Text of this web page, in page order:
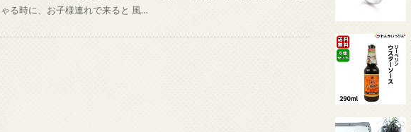
ゃる時に、お子様連れで来ると 風…